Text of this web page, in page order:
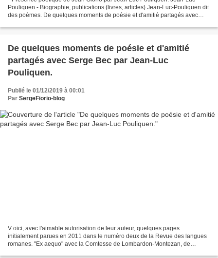
Pouliquen - Biographie, publications (livres, articles) Jean-Luc-Pouliquen dit
des poèmes. De quelques moments de poésie et d'amitié partagés avec
De quelques moments de poésie et d'amitié
partagés avec Serge Bec par Jean-Luc
Pouliquen.
Publié le 01/12/2019 à 00:01
Par SergeFiorio-blog
V oici, avec l'aimable autorisation de leur auteur, quelques pages
initialement parues en 2011 dans le numéro deux de la Revue des langues
romanes. "Ex aequo" avec la Comtesse de Lombardon-Montezan, de